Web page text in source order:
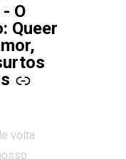
O
Queer
volta